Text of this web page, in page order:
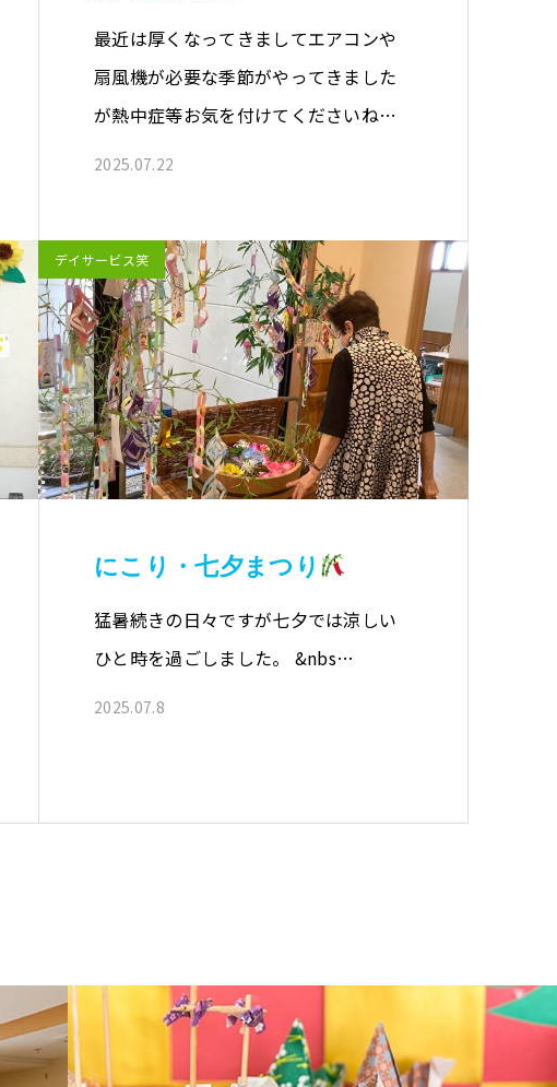
最近は厚くなってきましてエアコンや
扇風機が必要な季節がやってきました
が熱中症等お気を付けてくださいね。
…
2025.07.22
デイサービス笑
にこり・七夕まつり
猛暑続きの日々ですが七夕では涼しい
ひと時を過ごしました。 &nbs…
2025.07.8